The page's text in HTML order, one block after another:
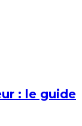
: le guide